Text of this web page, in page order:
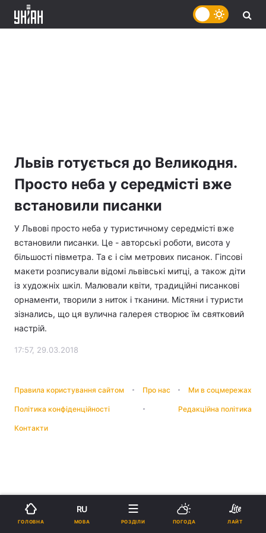
Львів готується до Великодня.
Просто неба у середмісті вже
встановили писанки
У Львові просто неба у туристичному середмісті вже
встановили писанки. Це - авторські роботи, висота у
більшості півметра. Та є і сім метрових писанок. Гіпсові
макети розписували відомі львівські митці, а також діти
із художніх шкіл. Малювали квіти, традиційні писанкові
орнаменти, творили з ниток і тканини. Містяни і туристи
зізнались, що ця вулична галерея створює їм святковий
настрій.
17:57, 29.03.2018
Правила користування сайтом Про нас Ми в соцмережах
Політика конфіденційності Редакційна політика
Контакти
ГОЛОВНА
RU
МОВА РОЗДІЛИ ПОГОДА ЛАЙТ